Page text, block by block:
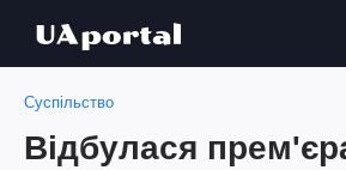
Суспільство
Відбулася